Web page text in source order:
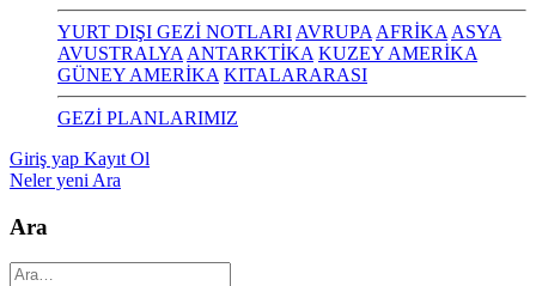
YURT DIŞI GEZİ NOTLARI AVRUPA AFRİKA ASYA
AVUSTRALYA ANTARKTİKA KUZEY AMERİKA
GÜNEY AMERİKA KITALARARASI
GEZİ PLANLARIMIZ
Giriş yap Kayıt Ol
Neler yeni Ara
Ara